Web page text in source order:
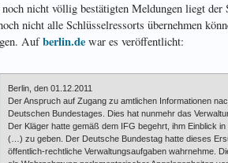
nicht völlig bestätigten Meldungen liegt der
nicht alle Schlüsselressorts übernehmen
Aufberlin.de war es veröffentlicht:
Berlin, den 01.12.2011
Der Anspruch auf Zugang zu amtlichen Informationen
Deutschen Bundestages. Dies hat nunmehr das
Der Kläger hatte gemäß dem IFG begehrt, ihm Einblick
(…) zu geben. Der Deutsche Bundestag hatte dieses
öffentlich-rechtliche Verwaltungsaufgaben wahrnehme.